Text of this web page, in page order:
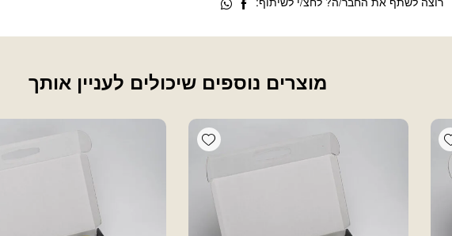
מוצרים נוספים שיכולים לעניין אותך
Add wishlist
Add wishlist